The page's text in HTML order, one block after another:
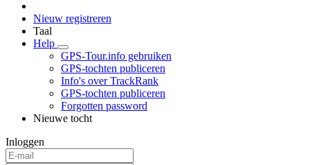
Nieuw registreren
Taal
Help
GPS-Tour.info gebruiken
GPS-tochten publiceren
Info's over TrackRank
GPS-tochten publiceren
Forgotten password
Nieuwe tocht
Inloggen